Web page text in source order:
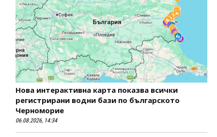
Нова интерактивна карта показва всички
регистрирани водни бази по българското
Черноморие
06.08.2026, 14:34